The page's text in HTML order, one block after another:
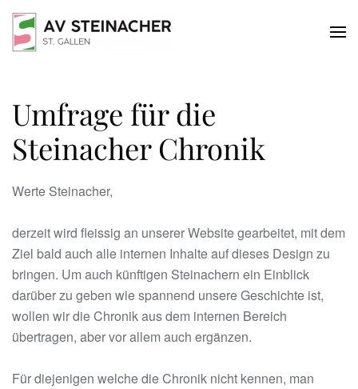
Skip to main content
Umfrage für die
Steinacher Chronik
Werte Steinacher,
derzeit wird fleissig an unserer Website gearbeitet, mit dem
Ziel bald auch alle internen Inhalte auf dieses Design zu
bringen. Um auch künftigen Steinachern ein Einblick
darüber zu geben wie spannend unsere Geschichte ist,
wollen wir die Chronik aus dem internen Bereich
übertragen, aber vor allem auch ergänzen.
Für diejenigen welche die Chronik nicht kennen, man